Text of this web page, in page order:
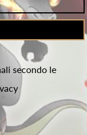
secondo le